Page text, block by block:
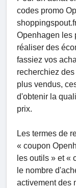
codes promo
Openhagen les
réaliser des
fassiez vos
recherchiez
plus vendus,
d'obtenir la
prix.
Les termes de
« coupon
les outils » et «
le nombre
activement des